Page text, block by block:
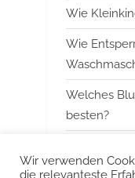
Wie
Wie
Welches
besten?
Wir verwenden
die relevanteste